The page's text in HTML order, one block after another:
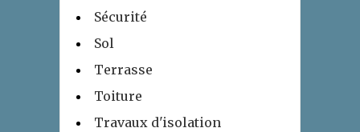
Sécurité
Sol
Terrasse
Toiture
Travaux d'isolation